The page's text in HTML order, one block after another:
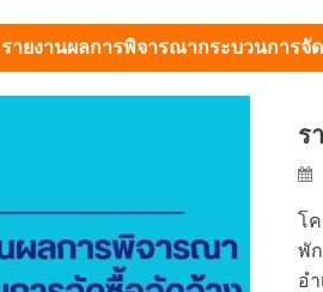
รายงานผลการพิจารณากระบวนการจั
ร
โ
พั
อ